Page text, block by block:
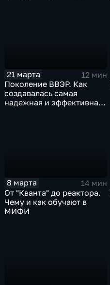
21 марта
12 мин
Поколение ВВЭР. Как
создавалась самая
надежная и эффективная
8 марта
14 мин
От "Кванта" до реактора.
Чему и как обучают в
МИФИ